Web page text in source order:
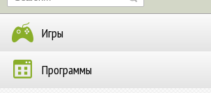
Игры
Программы